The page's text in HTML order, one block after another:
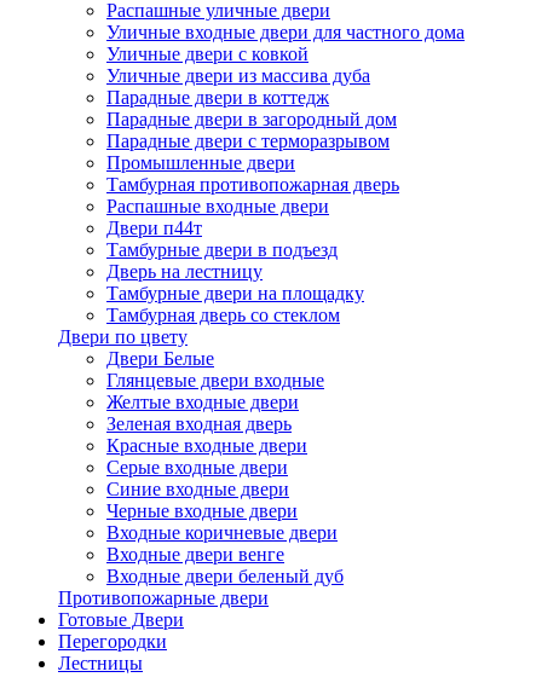
Распашные уличные двери
Уличные входные двери для частного дома
Уличные двери с ковкой
Уличные двери из массива дуба
Парадные двери в коттедж
Парадные двери в загородный дом
Парадные двери с терморазрывом
Промышленные двери
Тамбурная противопожарная дверь
Распашные входные двери
Двери п44т
Тамбурные двери в подъезд
Дверь на лестницу
Тамбурные двери на площадку
Тамбурная дверь со стеклом
Двери по цвету
Двери Белые
Глянцевые двери входные
Желтые входные двери
Зеленая входная дверь
Красные входные двери
Серые входные двери
Синие входные двери
Черные входные двери
Входные коричневые двери
Входные двери венге
Входные двери беленый дуб
Противопожарные двери
Готовые Двери
Перегородки
Лестницы